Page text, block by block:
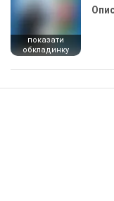
показати
обкладинку